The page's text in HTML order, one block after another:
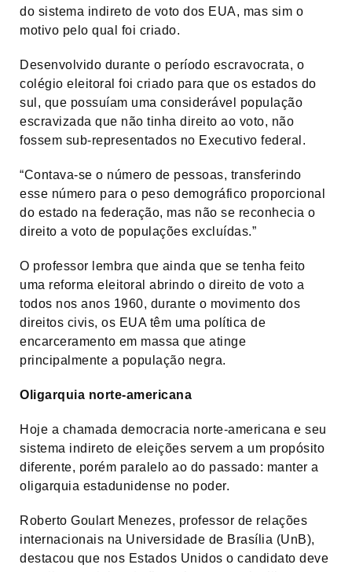
do sistema indireto de voto dos EUA, mas sim o
motivo pelo qual foi criado.
Desenvolvido durante o período escravocrata, o
colégio eleitoral foi criado para que os estados do
sul, que possuíam uma considerável população
escravizada que não tinha direito ao voto, não
fossem sub-representados no Executivo federal.
“Contava-se o número de pessoas, transferindo
esse número para o peso demográfico proporcional
do estado na federação, mas não se reconhecia o
direito a voto de populações excluídas.”
O professor lembra que ainda que se tenha feito
uma reforma eleitoral abrindo o direito de voto a
todos nos anos 1960, durante o movimento dos
direitos civis, os EUA têm uma política de
encarceramento em massa que atinge
principalmente a população negra.
Oligarquia norte-americana
Hoje a chamada democracia norte-americana e seu
sistema indireto de eleições servem a um propósito
diferente, porém paralelo ao do passado: manter a
oligarquia estadunidense no poder.
Roberto Goulart Menezes, professor de relações
internacionais na Universidade de Brasília (UnB),
destacou que nos Estados Unidos o candidato deve